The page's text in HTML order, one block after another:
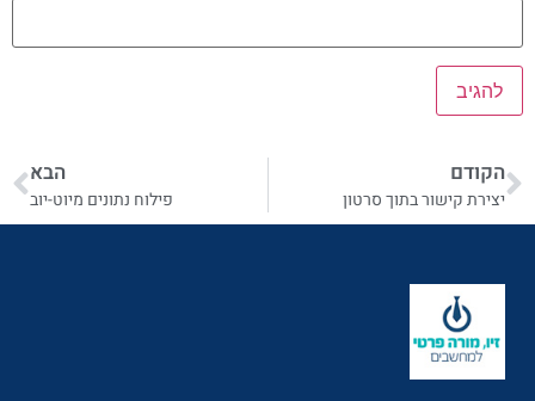
הקודם
יצירת קישור בתוך סרטון
הבא
פילוח נתונים מיוט-יוב